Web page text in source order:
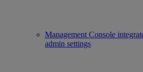
Management Console
admin settings